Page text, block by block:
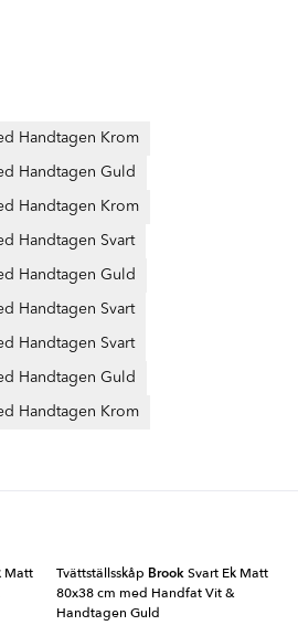
Handtagen Krom
Handtagen Guld
Handtagen Krom
Handtagen Svart
Handtagen Guld
Handtagen Svart
Handtagen Svart
Handtagen Guld
Handtagen Krom
Matt
Tvättställsskåp BrookSvart Ek Matt
80x38 cm med Handfat Vit &
Handtagen Guld